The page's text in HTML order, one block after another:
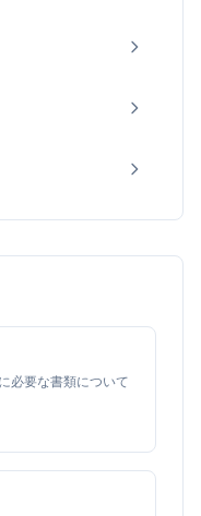
必要な書類について